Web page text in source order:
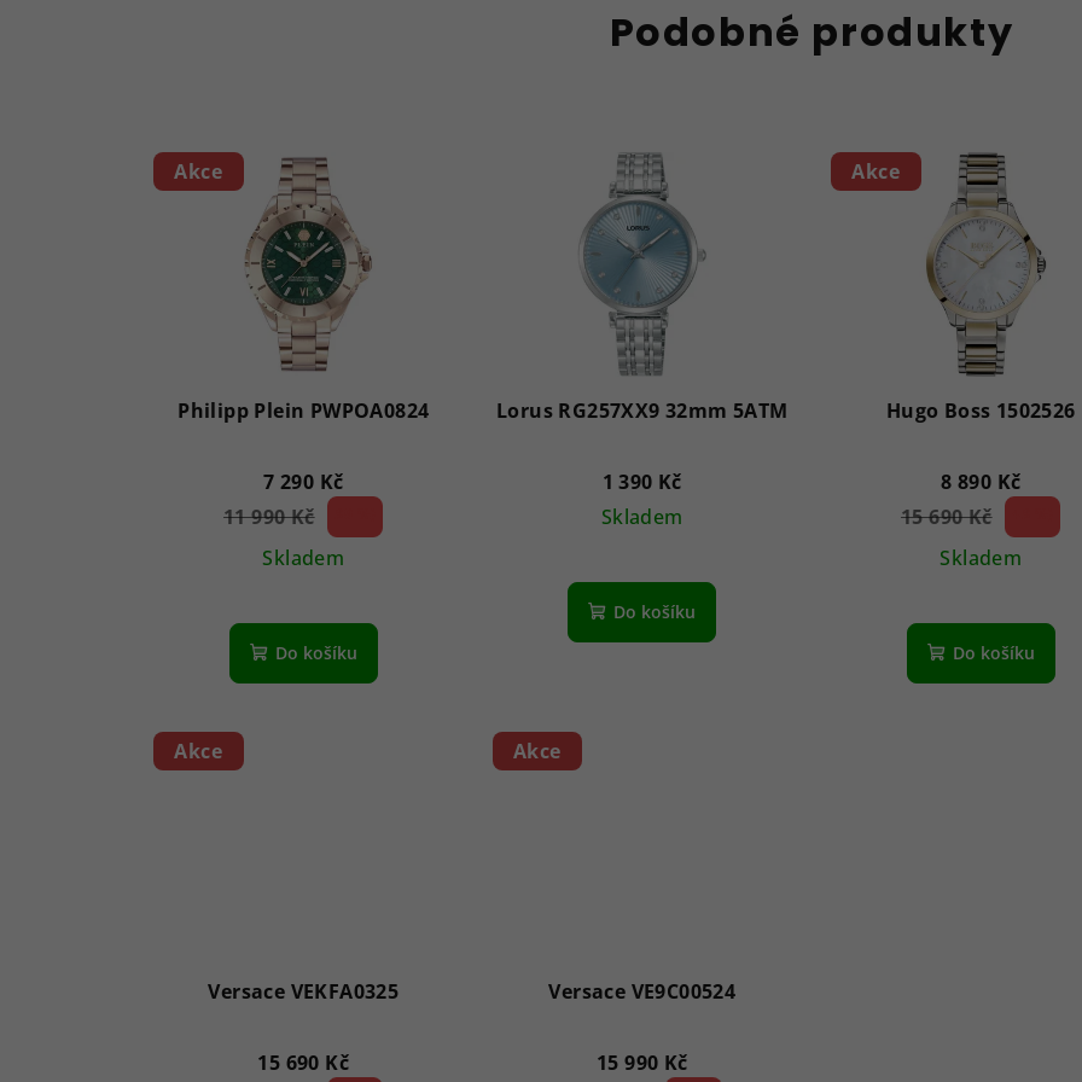
Podobné produkty
Akce
Philipp Plein PWPOA0824
7 290 Kč
11 990 Kč
Skladem
Do košíku
Lorus RG257XX9 32mm 5ATM
1 390 Kč
Skladem
Do košíku
Akce
Hugo Boss 1502526
8 890 Kč
15 690 Kč
Skladem
Do košíku
Akce
Versace VEKFA0325
15 690 Kč
Akce
Versace VE9C00524
15 990 Kč